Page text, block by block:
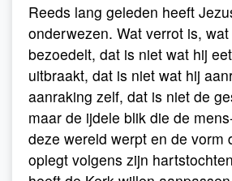
Reeds lang geleden heeft
onderwezen. Wat verrot is,
bezoedelt, dat is niet wat hij
uitbraakt, dat is niet wat hij
aanraking zelf, dat is niet de
maar de ijdele blik die de
deze wereld werpt en de vorm
oplegt volgens zijn